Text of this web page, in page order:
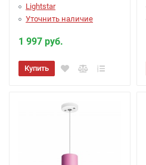
Lightstar
Уточнить наличие
1 997 руб.
Купить